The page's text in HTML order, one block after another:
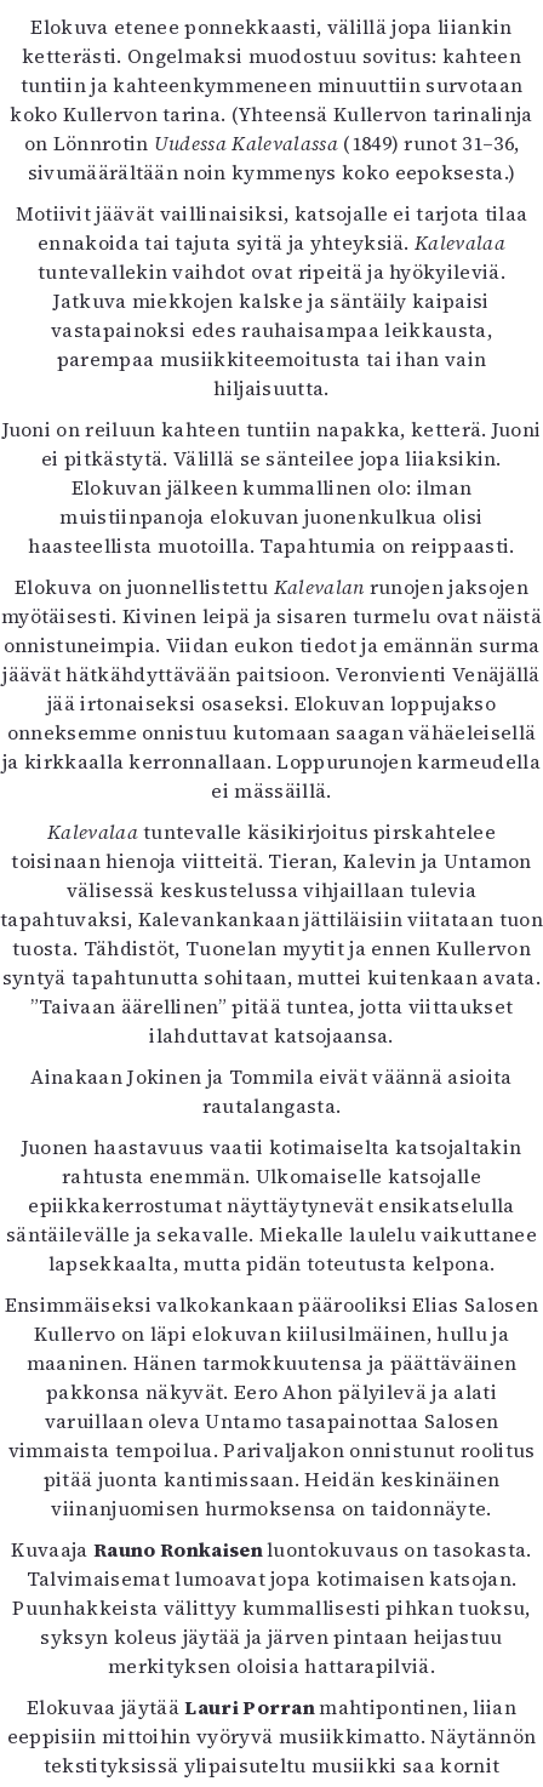
Elokuva etenee ponnekkaasti, välillä jopa liiankin
ketterästi. Ongelmaksi muodostuu sovitus: kahteen
tuntiin ja kahteenkymmeneen minuuttiin survotaan
koko Kullervon tarina. (Yhteensä Kullervon tarinalinja
on Lönnrotin Uudessa Kalevalassa (1849) runot 31–36,
sivumäärältään noin kymmenys koko eepoksesta.)
Motiivit jäävät vaillinaisiksi, katsojalle ei tarjota tilaa
ennakoida tai tajuta syitä ja yhteyksiä.Kalevalaa
tuntevallekin vaihdot ovat ripeitä ja hyökyileviä.
Jatkuva miekkojen kalske ja säntäily kaipaisi
vastapainoksi edes rauhaisampaa leikkausta,
parempaa musiikkiteemoitusta tai ihan vain
hiljaisuutta.
Juoni on reiluun kahteen tuntiin napakka, ketterä. Juoni
ei pitkästytä. Välillä se sänteilee jopa liiaksikin.
Elokuvan jälkeen kummallinen olo: ilman
muistiinpanoja elokuvan juonenkulkua olisi
haasteellista muotoilla. Tapahtumia on reippaasti.
Elokuva on juonnellistettu Kalevalan runojen jaksojen
myötäisesti. Kivinen leipä ja sisaren turmelu ovat näistä
onnistuneimpia. Viidan eukon tiedot ja emännän surma
jäävät hätkähdyttävään paitsioon. Veronvienti Venäjällä
jää irtonaiseksi osaseksi. Elokuvan loppujakso
onneksemme onnistuu kutomaan saagan vähäeleisellä
ja kirkkaalla kerronnallaan. Loppurunojen karmeudella
ei mässäillä.
Kalevalaatuntevalle käsikirjoitus pirskahtelee
toisinaan hienoja viitteitä. Tieran, Kalevin ja Untamon
välisessä keskustelussa vihjaillaan tulevia
tapahtuvaksi, Kalevankankaan jättiläisiin viitataan tuon
tuosta. Tähdistöt, Tuonelan myytit ja ennen Kullervon
syntyä tapahtunutta sohitaan, muttei kuitenkaan avata.
”Taivaan äärellinen” pitää tuntea, jotta viittaukset
ilahduttavat katsojaansa.
Ainakaan Jokinen ja Tommila eivät väännä asioita
rautalangasta.
Juonen haastavuus vaatii kotimaiselta katsojaltakin
rahtusta enemmän. Ulkomaiselle katsojalle
epiikkakerrostumat näyttäytynevät ensikatselulla
säntäilevälle ja sekavalle. Miekalle laulelu vaikuttanee
lapsekkaalta, mutta pidän toteutusta kelpona.
Ensimmäiseksi valkokankaan päärooliksi Elias Salosen
Kullervo on läpi elokuvan kiilusilmäinen, hullu ja
maaninen. Hänen tarmokkuutensa ja päättäväinen
pakkonsa näkyvät. Eero Ahon pälyilevä ja alati
varuillaan oleva Untamo tasapainottaa Salosen
vimmaista tempoilua. Parivaljakon onnistunut roolitus
pitää juonta kantimissaan. Heidän keskinäinen
viinanjuomisen hurmoksensa on taidonnäyte.
KuvaajaRauno Ronkaisenluontokuvaus on tasokasta.
Talvimaisemat lumoavat jopa kotimaisen katsojan.
Puunhakkeista välittyy kummallisesti pihkan tuoksu,
syksyn koleus jäytää ja järven pintaan heijastuu
merkityksen oloisia hattarapilviä.
Elokuvaa jäytääLauri Porranmahtipontinen, liian
eeppisiin mittoihin vyöryvä musiikkimatto. Näytännön
tekstityksissä ylipaisuteltu musiikki saa kornit